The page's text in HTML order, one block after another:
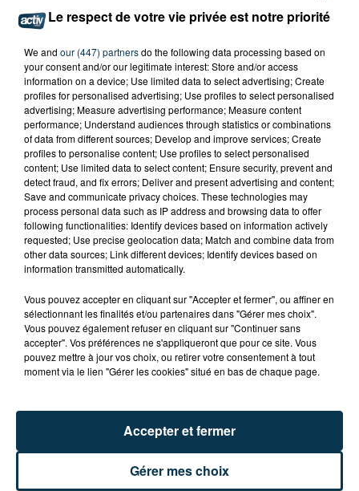
ASSE : UN COMMUNIQUÉ COMMUN POUR
Le respect de votre vie privée est notre priorité
We and our (447) partnersdo the following data processing based on
your consent and/or our legitimate interest: Store and/or access
information on a device; Use limited data to select advertising; Create
profiles for personalised advertising; Use profiles to select personalised
advertising; Measure advertising performance; Measure content
performance; Understand audiences through statistics or combinations
of data from different sources; Develop and improve services; Create
profiles to personalise content; Use profiles to select personalised
content; Use limited data to select content; Ensure security, prevent and
detect fraud, and fix errors; Deliver and present advertising and content;
Save and communicate privacy choices. These technologies may
process personal data such as IP address and browsing data to offer
following functionalities: Identify devices based on information actively
requested; Use precise geolocation data; Match and combine data from
other data sources; Link different devices; Identify devices based on
information transmitted automatically.
Vous pouvez accepter en cliquant sur "Accepter et fermer", ou affiner en
sélectionnant les finalités et/ou partenaires dans "Gérer mes choix".
Vous pouvez également refuser en cliquant sur "Continuer sans
accepter". Vos préférences ne s'appliqueront que pour ce site. Vous
pouvez mettre à jour vos choix, ou retirer votre consentement à tout
moment via le lien "Gérer les cookies" situé en bas de chaque page.
Gérer mes choix
Accepter et fermer